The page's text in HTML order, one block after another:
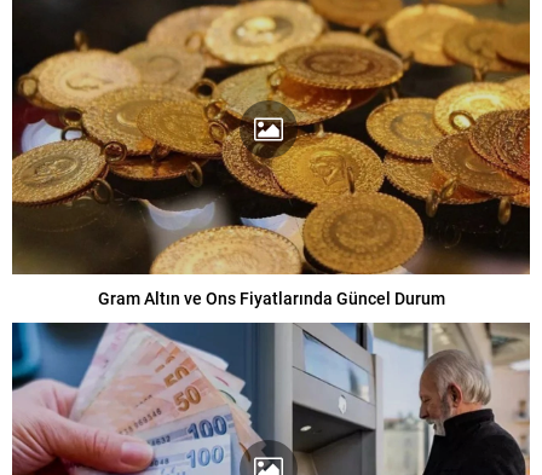
Gram Altın ve Ons Fiyatlarında Güncel Durum